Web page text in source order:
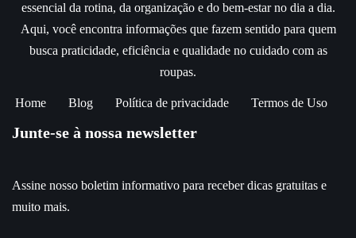
essencial da rotina, da organização e do bem-estar no dia a dia.
Aqui, você encontra informações que fazem sentido para quem
busca praticidade, eficiência e qualidade no cuidado com as
roupas.
Home Blog Política de privacidade Termos de Uso
Junte-se à nossa newsletter
Assine nosso boletim informativo para receber dicas gratuitas e
muito mais.